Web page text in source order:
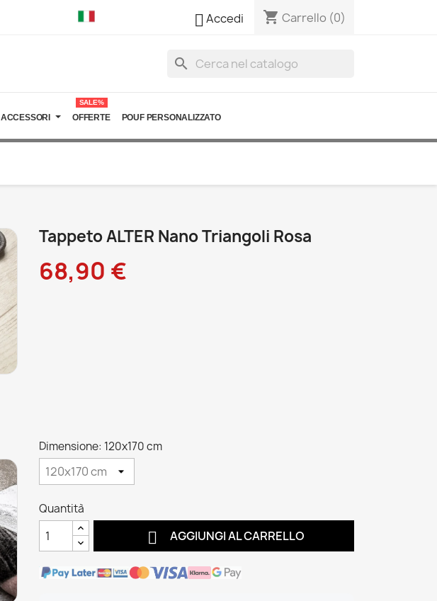
Accedi shopping_cart Carrello (0)
search
ACCESSORI OFFERTE
SALE%
POUF PERSONALIZZATO
Tappeto ALTER Nano Triangoli Rosa
68,90 €
Dimensione: 120x170 cm
Quantità
 AGGIUNGI AL CARRELLO